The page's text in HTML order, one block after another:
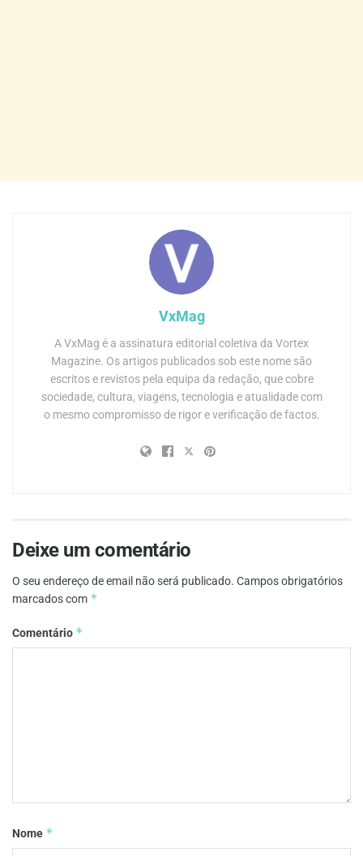
VxMag
A VxMag é a assinatura editorial coletiva da Vortex
Magazine. Os artigos publicados sob este nome são
escritos e revistos pela equipa da redação, que cobre
sociedade, cultura, viagens, tecnologia e atualidade com
o mesmo compromisso de rigor e verificação de factos.
Deixe um comentário
O seu endereço de email não será publicado. Campos obrigatórios
marcados com *
Comentário *
Nome *